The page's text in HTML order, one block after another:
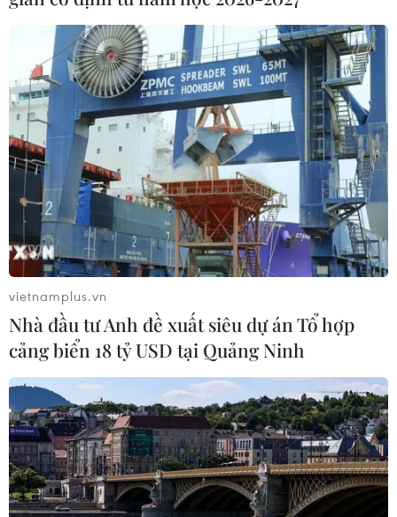
Theo thông báo của ExxonMobil, kế hoạch cắt giảm
việc làm nói trên sẽ được thực thi vào cuối năm 2021, tuy
nhiên, chi tiết kế hoạch không được công bố.
vietnamplus.vn
Nhà đầu tư Anh đề xuất siêu dự án Tổ hợp
cảng biển 18 tỷ USD tại Quảng Ninh